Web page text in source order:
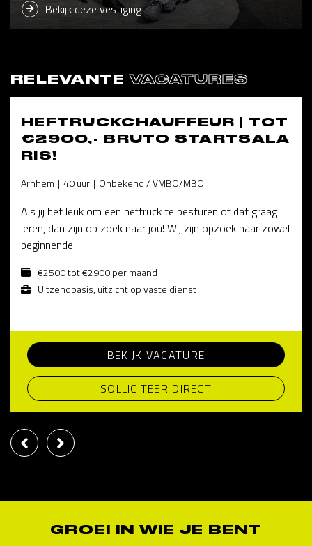
Bekijk deze vestiging
RELEVANTEVACATURES
HEFTRUCKCHAUFFEUR | TOT
€2900,- BRUTO STARTSALA
RIS!
Arnhem 40 uur Onbekend / VMBO/MBO
Als jij het leuk om een heftruck te besturen of dat graag
leren, dan zijn op zoek naar jou! Wij zijn opzoek naar zowel
beginnende ...
€2500 tot €2900 per maand
Uitzendbasis, uitzicht op vaste dienst
BEKIJK VACATURE
SOLLICITEER DIRECT
GROEI IN WIE JE BENT